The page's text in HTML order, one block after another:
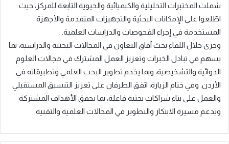
شملت المختبرات التحليلية والكيميائية والحيوية التابعة للمركز، حيث
اطّلعوا على الإمكانات البحثية والتجهيزات المتقدمة والأجهزة
المستخدمة في إجراء الفحوصات والدراسات العلمية.
وجرى خلال اللقاء بحث آفاق التعاون في المجالات البحثية والدراسية، بما
يسهم في تبادل الخبرات وتعزيز العمل المشترك في مجالات العلوم
الدوائية والتشخيصية، وبما يخدم تطوير البحث العلمي وتطبيقاته في
الأردن. وفي ختام الزيارة، اتفق الطرفان على تعزيز التنسيق المستقبلي
والعمل على بناء شراكات بحثية فاعلة، بما يحقق الأهداف المشتركة
ويدعم مسيرة الابتكار والتطوير في المجالات العلمية والتقنية.